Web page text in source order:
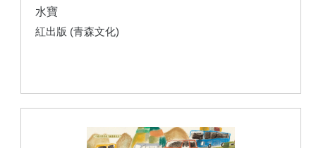
水寶
紅出版 (青森文化)